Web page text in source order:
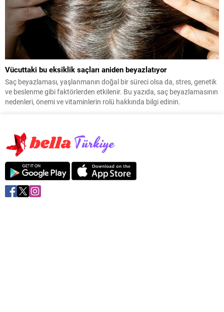
Vücuttaki bu eksiklik saçları aniden beyazlatıyor
Saç beyazlaması, yaşlanmanın doğal bir süreci olsa da, stres, genetik
ve beslenme gibi faktörlerden etkilenir. Bu yazıda, saç beyazlamasının
nedenleri, önemi ve vitaminlerin rolü hakkında bilgi edinin.